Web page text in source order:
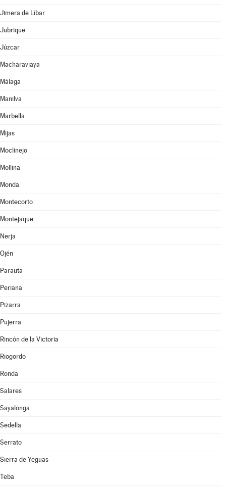
Jimera de Líbar
Jubrique
Júzcar
Macharaviaya
Málaga
Manilva
Marbella
Mijas
Moclinejo
Mollina
Monda
Montecorto
Montejaque
Nerja
Ojén
Parauta
Periana
Pizarra
Pujerra
Rincón de la Victoria
Riogordo
Ronda
Salares
Sayalonga
Sedella
Serrato
Sierra de Yeguas
Teba